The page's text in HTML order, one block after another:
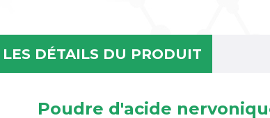
LES DÉTAILS DU PRODUIT
Poudre d'acide